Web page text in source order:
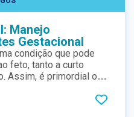
Manejo
Gestacional
condição que pode
feto, tanto a curto
Assim, é primordial o
condizentes com essa
mais